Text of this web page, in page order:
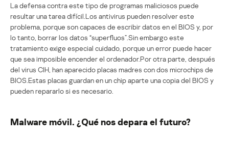
La defensa contra este tipo de programas maliciosos puede
resultar una tarea difícil.Los antivirus pueden resolver este
problema, porque son capaces de escribir datos en el BIOS y, por
lo tanto, borrar los datos “superfluos”.Sin embargo este
tratamiento exige especial cuidado, porque un error puede hacer
que sea imposible encender el ordenador.Por otra parte, después
del virus CIH, han aparecido placas madres con dos microchips de
BIOS.Estas placas guardan en un chip aparte una copia del BIOS y
pueden repararlo si es necesario.
Malware móvil. ¿Qué nos depara el futuro?